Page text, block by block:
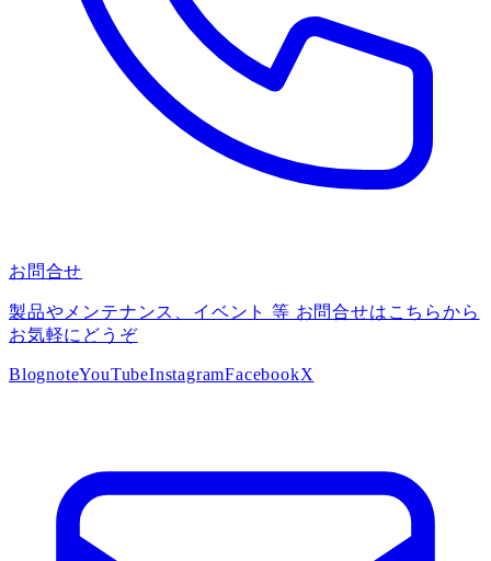
お問合せ
製品やメンテナンス、イベント 等 お問合せはこちらから
お気軽にどうぞ
BlognoteYouTubeInstagramFacebookX